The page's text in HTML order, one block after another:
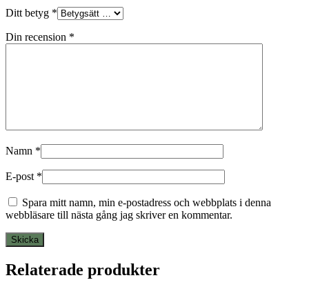
Ditt betyg *
Din recension *
Namn *
E-post *
Spara mitt namn, min e-postadress och webbplats i denna
webbläsare till nästa gång jag skriver en kommentar.
Relaterade produkter